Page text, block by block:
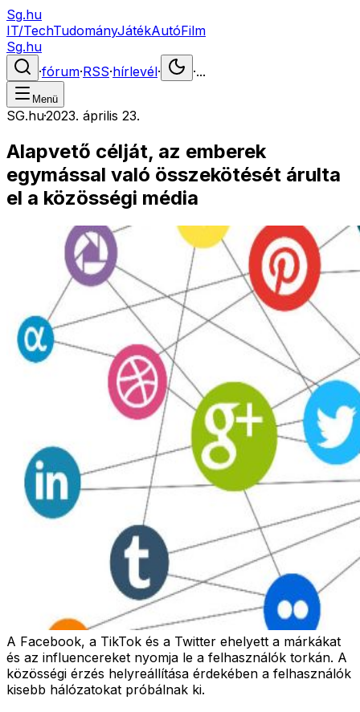
Sg.hu
IT/TechTudományJátékAutóFilm
Sg.hu
·fórum·RSS·hírlevél· ·...
Menü
SG.hu·2023. április 23.
Alapvető célját, az emberek
egymással való összekötését árulta
el a közösségi média
A Facebook, a TikTok és a Twitter ehelyett a márkákat
és az influencereket nyomja le a felhasználók torkán. A
közösségi érzés helyreállítása érdekében a felhasználók
kisebb hálózatokat próbálnak ki.